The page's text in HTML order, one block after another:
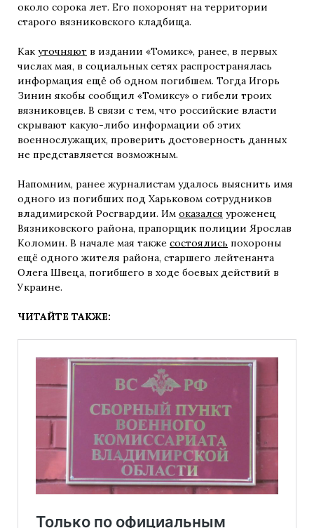
около сорока лет. Его похоронят на территории
старого вязниковского кладбища.
Как уточняют в издании «Томикс», ранее, в первых
числах мая, в социальных сетях распространялась
информация ещё об одном погибшем. Тогда Игорь
Зинин якобы сообщил «Томиксу» о гибели троих
вязниковцев. В связи с тем, что российские власти
скрывают какую-либо информации об этих
военнослужащих, проверить достоверность данных
не представляется возможным.
Напомним, ранее журналистам удалось выяснить имя
одного из погибших под Харьковом сотрудников
владимирской Росгвардии. Им оказался уроженец
Вязниковского района, прапорщик полиции Ярослав
Коломин. В начале мая также состоялись похороны
ещё одного жителя района, старшего лейтенанта
Олега Швеца, погибшего в ходе боевых действий в
Украине.
ЧИТАЙТЕ ТАКЖЕ: